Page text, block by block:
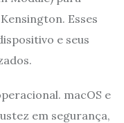
Esses
e seus
macOS e
em segurança,